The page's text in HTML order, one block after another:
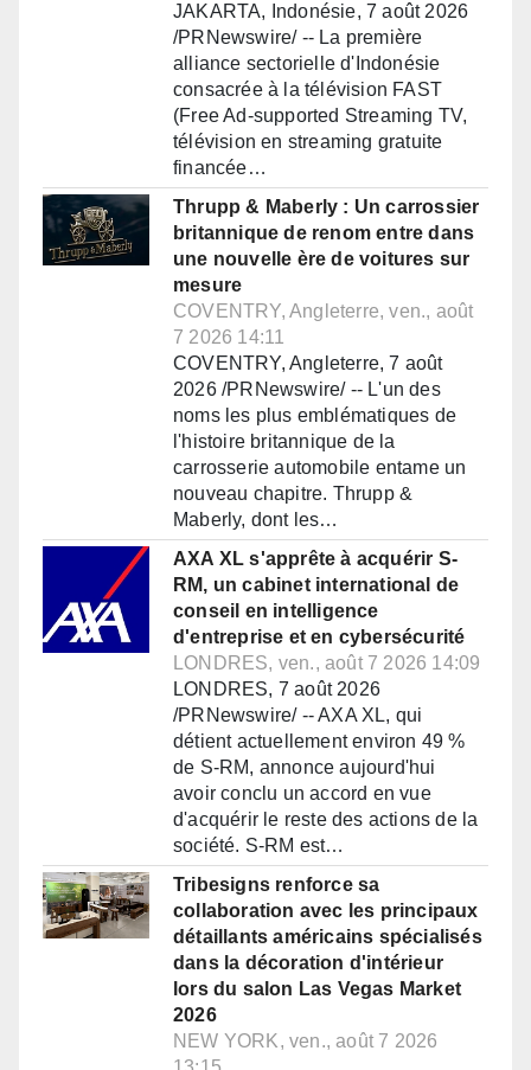
JAKARTA, Indonésie, 7 août 2026
/PRNewswire/ -- La première
alliance sectorielle d'Indonésie
consacrée à la télévision FAST
(Free Ad-supported Streaming TV,
télévision en streaming gratuite
financée…
Thrupp & Maberly : Un carrossier
britannique de renom entre dans
une nouvelle ère de voitures sur
mesure
COVENTRY, Angleterre, ven., août
7 2026 14:11
COVENTRY, Angleterre, 7 août
2026 /PRNewswire/ -- L'un des
noms les plus emblématiques de
l'histoire britannique de la
carrosserie automobile entame un
nouveau chapitre. Thrupp &
Maberly, dont les…
AXA XL s'apprête à acquérir S-
RM, un cabinet international de
conseil en intelligence
d'entreprise et en cybersécurité
LONDRES, ven., août 7 2026 14:09
LONDRES, 7 août 2026
/PRNewswire/ -- AXA XL, qui
détient actuellement environ 49 %
de S-RM, annonce aujourd'hui
avoir conclu un accord en vue
d'acquérir le reste des actions de la
société. S-RM est…
Tribesigns renforce sa
collaboration avec les principaux
détaillants américains spécialisés
dans la décoration d'intérieur
lors du salon Las Vegas Market
2026
NEW YORK, ven., août 7 2026